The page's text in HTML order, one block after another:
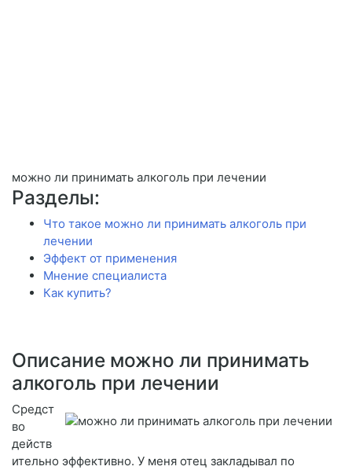
можно ли принимать алкоголь при лечении
Разделы:
Что такое можно ли принимать алкоголь при
лечении
Эффект от применения
Мнение специалиста
Как купить?
Описание можно ли принимать
алкоголь при лечении
Средст
во
действ
ительно эффективно. У меня отец закладывал по